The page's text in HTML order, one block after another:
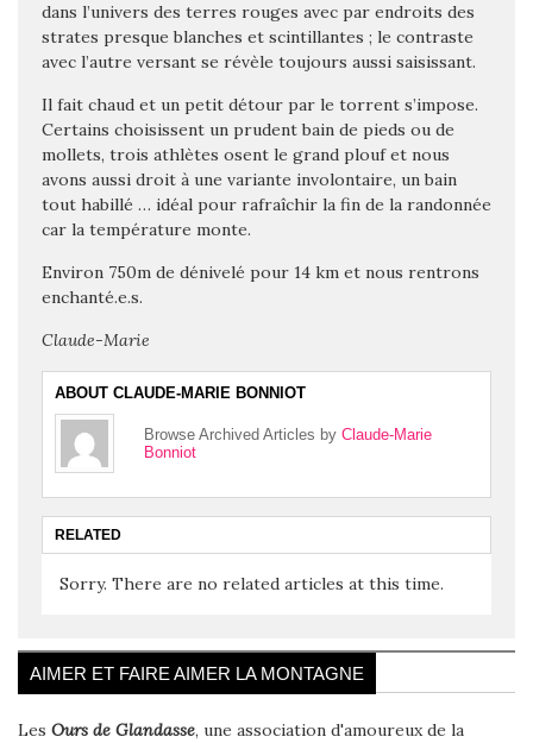
dans l’univers des terres rouges avec par endroits des
strates presque blanches et scintillantes ; le contraste
avec l’autre versant se révèle toujours aussi saisissant.
Il fait chaud et un petit détour par le torrent s’impose.
Certains choisissent un prudent bain de pieds ou de
mollets, trois athlètes osent le grand plouf et nous
avons aussi droit à une variante involontaire, un bain
tout habillé … idéal pour rafraîchir la fin de la randonnée
car la température monte.
Environ 750m de dénivelé pour 14 km et nous rentrons
enchanté.e.s.
Claude-Marie
ABOUT CLAUDE-MARIE BONNIOT
Browse Archived Articles by Claude-Marie
Bonniot
RELATED
Sorry. There are no related articles at this time.
AIMER ET FAIRE AIMER LA MONTAGNE
Les Ours de Glandasse, une association d'amoureux de la